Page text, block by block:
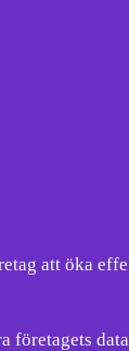
att öka
företagets